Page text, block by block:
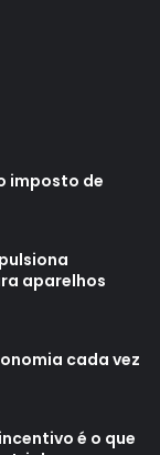
imposto de
aparelhos
cada vez
é o que